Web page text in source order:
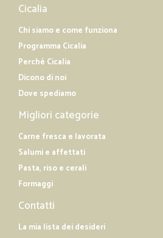
Cicalia
Chi siamo e come funziona
Programma Cicalia
Perché Cicalia
Dicono di noi
Dove spediamo
Migliori categorie
Carne fresca e lavorata
Salumi e affettati
Pasta, riso e cerali
Formaggi
Contatti
La mia lista dei desideri